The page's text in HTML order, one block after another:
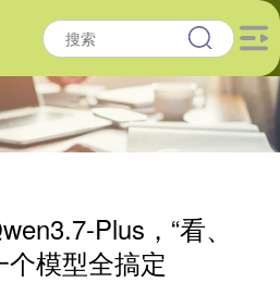
Plus，“看、
个模型全搞定